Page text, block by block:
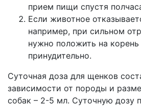
прием пищи спустя
Если животное
например, при сильном
нужно положить на корень
принудительно.
Суточная доза для щенков
зависимости от породы и
собак – 2-5 мл. Суточную дозу